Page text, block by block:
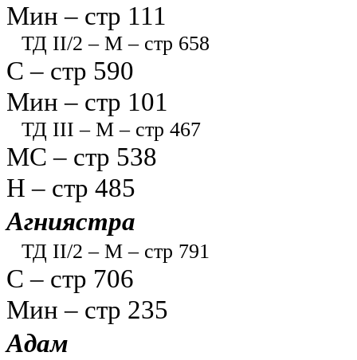
Мин – стр 111
ТД II/2 – М – стр 658
С – стр 590
Мин – стр 101
ТД III – М – стр 467
МС – стр 538
Н – стр 485
Агниястра
ТД II/2 – М – стр 791
С – стр 706
Мин – стр 235
Адам